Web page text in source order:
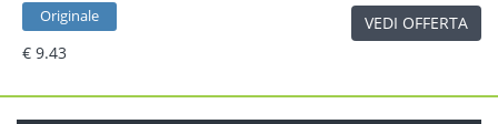
Originale
€ 9.43
VEDI OFFERTA